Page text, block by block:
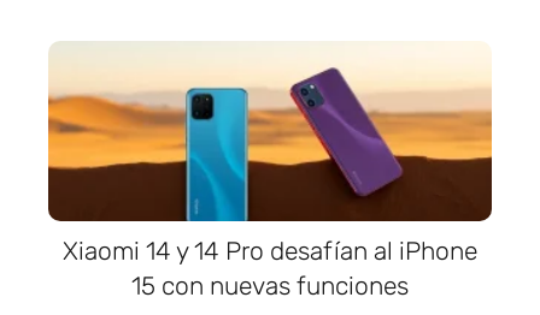
Xiaomi 14 y 14 Pro desafían al iPhone
15 con nuevas funciones